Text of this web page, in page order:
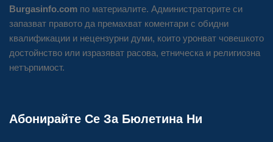
Burgasinfo.com по материалите. Администраторите си
запазват правото да премахват коментари с обидни
квалификации и нецензурни думи, които уронват човешкото
достойнство или изразяват расова, етническа и религиозна
нетърпимост.
Абонирайте Се За Бюлетина Ни